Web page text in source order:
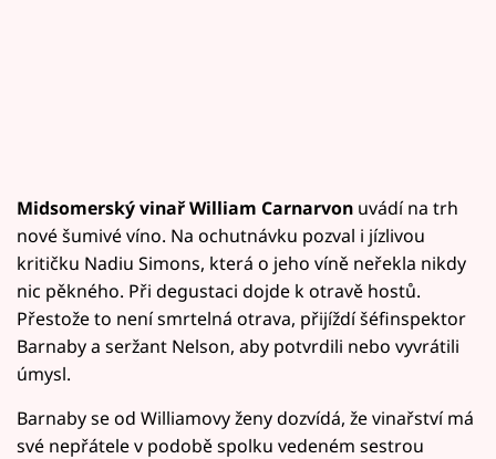
Midsomerský vinař William Carnarvon uvádí na trh
nové šumivé víno. Na ochutnávku pozval i jízlivou
kritičku Nadiu Simons, která o jeho víně neřekla nikdy
nic pěkného. Při degustaci dojde k otravě hostů.
Přestože to není smrtelná otrava, přijíždí šéfinspektor
Barnaby a seržant Nelson, aby potvrdili nebo vyvrátili
úmysl.
Barnaby se od Williamovy ženy dozvídá, že vinařství má
své nepřátele v podobě spolku vedeném sestrou